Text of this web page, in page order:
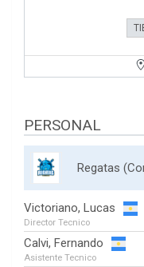
PERSONAL
Regatas
Victoriano, Lucas
Director Tecnico
Calvi, Fernando
Asistente Tecnico